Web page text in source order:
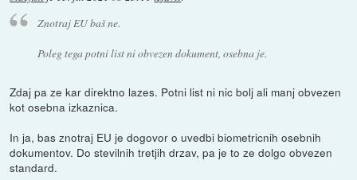
Znotraj EU baš ne.
Poleg tega potni list ni obvezen dokument, osebna je.
Zdaj pa ze kar direktno lazes. Potni list ni nic bolj ali manj obvezen
kot osebna izkaznica.
In ja, bas znotraj EU je dogovor o uvedbi biometricnih osebnih
dokumentov. Do stevilnih tretjih drzav, pa je to ze dolgo obvezen
standard.